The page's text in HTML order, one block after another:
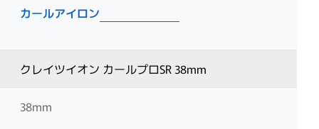
カールアイロン
クレイツイオン カールプロSR 38mm
38mm